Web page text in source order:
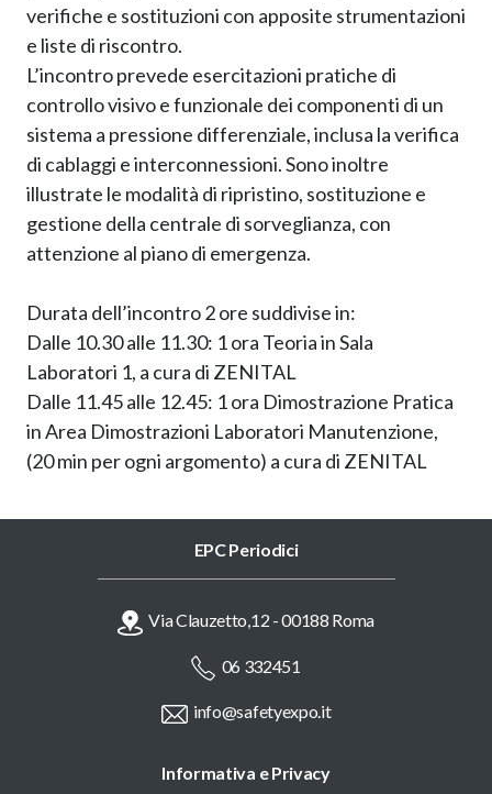
verifiche e sostituzioni con apposite strumentazioni
e liste di riscontro.
L’incontro prevede esercitazioni pratiche di
controllo visivo e funzionale dei componenti di un
sistema a pressione differenziale, inclusa la verifica
di cablaggi e interconnessioni. Sono inoltre
illustrate le modalità di ripristino, sostituzione e
gestione della centrale di sorveglianza, con
attenzione al piano di emergenza.
Durata dell’incontro 2 ore suddivise in:
Dalle 10.30 alle 11.30: 1 ora Teoria in Sala
Laboratori 1, a cura di ZENITAL
Dalle 11.45 alle 12.45: 1 ora Dimostrazione Pratica
in Area Dimostrazioni Laboratori Manutenzione,
(20 min per ogni argomento) a cura di ZENITAL
EPC Periodici
Via Clauzetto,12 - 00188 Roma
06 332451
info@safetyexpo.it
Informativa e Privacy